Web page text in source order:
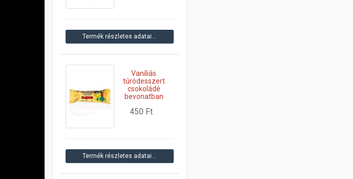
Termék részletes adatai…
Vaníliás
túródesszert
csokoládé
bevonatban
450 Ft
Termék részletes adatai…